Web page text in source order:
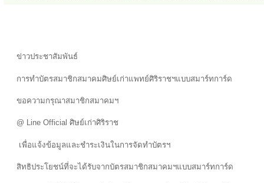
ข่าวประชาสัมพันธ์
การทำบัตรสมาชิกสมาคมศิษย์เก่าแพทย์ศิริราชฯแบบสมาร์ทการ์ด
ขอความกรุณาสมาชิกสมาคมฯ
@ Line Official ศิษย์เก่าศิริราช
เพื่อแจ้งข้อมูลและชำระเงินในการจัดทำบัตรฯ
สิทธิประโยชน์ที่จะได้รับจากบัตรสมาชิกสมาคมฯแบบสมาร์ทการ์ด